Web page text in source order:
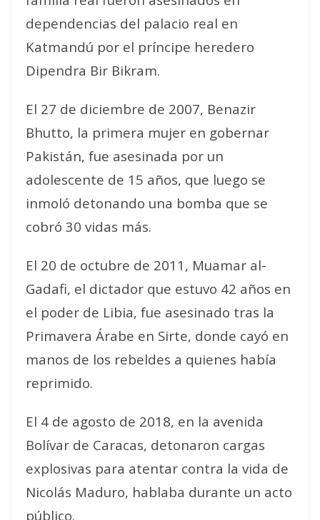
dependencias del palacio real en
Katmandú por el príncipe heredero
Dipendra Bir Bikram.
El 27 de diciembre de 2007, Benazir
Bhutto, la primera mujer en gobernar
Pakistán, fue asesinada por un
adolescente de 15 años, que luego se
inmoló detonando una bomba que se
cobró 30 vidas más.
El 20 de octubre de 2011, Muamar al-
Gadafi, el dictador que estuvo 42 años en
el poder de Libia, fue asesinado tras la
Primavera Árabe en Sirte, donde cayó en
manos de los rebeldes a quienes había
reprimido.
El 4 de agosto de 2018, en la avenida
Bolívar de Caracas, detonaron cargas
explosivas para atentar contra la vida de
Nicolás Maduro, hablaba durante un acto
público.